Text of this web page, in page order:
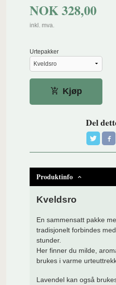
NOK328,00
inkl. mva.
Urtepakker
Kjøp
Del
Produktinfo
Kveldsro
En sammensatt pakke
tradisjonelt forbindes
stunder.
Her finner du milde,
brukes i varme
Lavendel kan også